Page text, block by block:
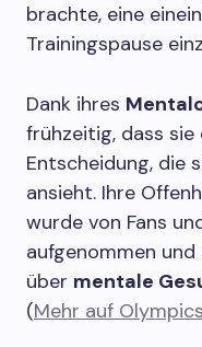
brachte, eine
Trainingspause
Dank ihres
frühzeitig, dass
Entscheidung, die
ansieht. Ihre
wurde von Fans
aufgenommen
über mentale
(Mehr auf